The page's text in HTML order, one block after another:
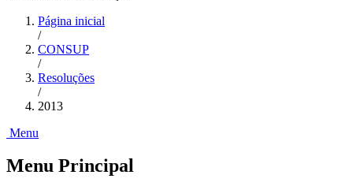
Página inicial
/
CONSUP
/
Resoluções
/
2013
Menu
Menu Principal